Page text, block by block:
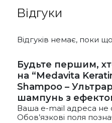
до
1065,00 ₴
Відгуки
Відгуків немає, поки
Будьте першим,
на “Medavita
Shampoo –
шампунь з
Ваша e-mail адреса не
Обов’язкові поля